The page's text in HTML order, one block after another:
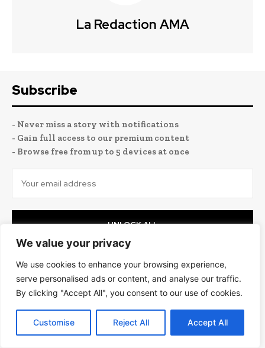
We value your privacy
We use cookies to enhance your browsing experience,
serve personalised ads or content, and analyse our traffic.
By clicking "Accept All", you consent to our use of cookies.
Customise Reject All Accept All
La Redaction AMA
Subscribe
- Never miss a story with notifications
- Gain full access to our premium content
- Browse free from up to 5 devices at once
UNLOCK ALL
I've read and accept the
Nous joindre sur